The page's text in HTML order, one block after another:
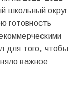
школьный округ
готовность
для того, чтобы
важное